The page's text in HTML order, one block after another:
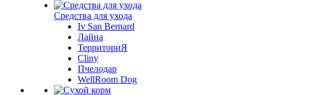
Средства для ухода
Iv San Bernard
Лайна
ТерриториЯ
Cliny
Пчелодар
WellRoom Dog